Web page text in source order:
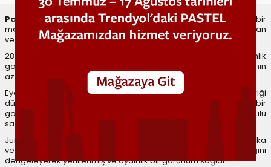
Pastel Eye Cream Hydrating Satin Concealer , doğal bir
makyaj görünümü sunarken, aynı anda cildinize de bakım yapan
ve tek bir üründen birden fazla fayda sunar.
28 gün düzenli kullanım sonunda göz çevresinin daha aydınlık
göründüğünü ve göz çevresindeki yorgunluk belirtilerinin
azaldığını gözlemleyeceksiniz.
Eye cream + hydrating satin concealer formülündeki aktif içeriği
düzenli kullanımda ciltte daha kusursuz ve daha bakımlı bir
görünüm sağlar. Beyaz çiçek özlü ve betain bileşenli formülü
sayesinde 24 saate kadar nemlendirir ve bakım yapar.
Jumbo aplikatörü sayesinde kolay uygulama sağlar. Koyu halka
ve yorgunluk görünümünü gizleyip ciltteki renk eşitsizliğini
dengeleyerek yenilenmiş ve aydınlık bir görünüm sağlar.